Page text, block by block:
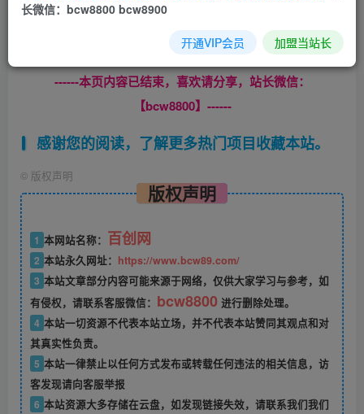
------本页内容已结束，喜欢请分享，站长微信：
【bcw8800】------
感谢您的阅读，了解更多热门项目收藏本站。
© 版权声明
版权声明
1 本网站名称： 百创网
2 本站永久网址： https://www.bcw89.com/
3 本站文章部分内容可能来源于网络，仅供大家学习与参考，如
有侵权，请联系客服微信： bcw8800 进行删除处理。
4 本站一切资源不代表本站立场，并不代表本站赞同其观点和对
其真实性负责。
5 本站一律禁止以任何方式发布或转载任何违法的相关信息，访
客发现请向客服举报
6 本站资源大多存储在云盘，如发现链接失效，请联系我们我们
长微信：bcw8800 bcw8900
开通VIP会员 加盟当站长